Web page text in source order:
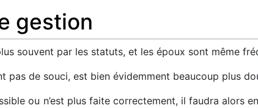
gestion
souvent par les statuts, et les époux sont même
pas de souci, est bien évidemment beaucoup plus
ou n’est plus faite correctement, il faudra alors